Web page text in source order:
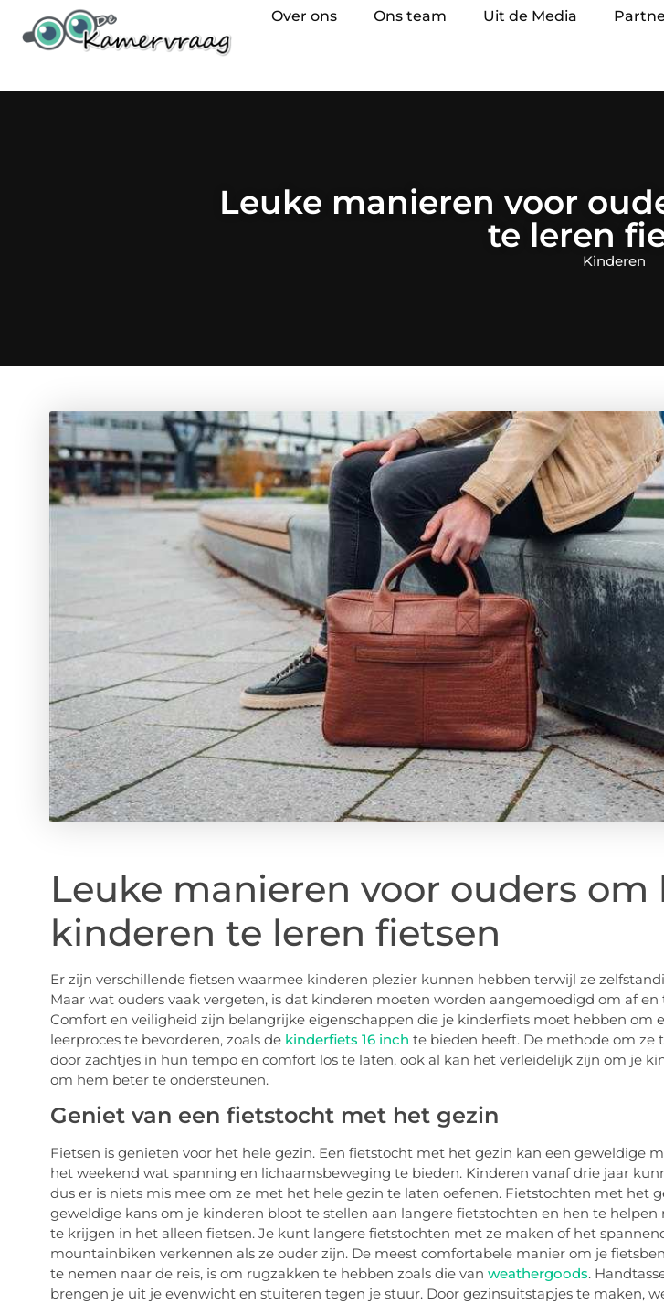
Over ons Ons team Uit de Media
Leuke manieren voor
te leren
Kinderen
Leuke manieren voor ouders om
kinderen te leren fietsen
Er zijn verschillende fietsen waarmee kinderen plezier kunnen hebben terwijl ze
Maar wat ouders vaak vergeten, is dat kinderen moeten worden aangemoedigd om af en
Comfort en veiligheid zijn belangrijke eigenschappen die je kinderfiets moet hebben om
leerproces te bevorderen, zoals de kinderfiets 16 inch te bieden heeft. De methode om ze
door zachtjes in hun tempo en comfort los te laten, ook al kan het verleidelijk zijn om je
om hem beter te ondersteunen.
Geniet van een fietstocht met het gezin
Fietsen is genieten voor het hele gezin. Een fietstocht met het gezin kan een geweldige
het weekend wat spanning en lichaamsbeweging te bieden. Kinderen vanaf drie jaar
dus er is niets mis mee om ze met het hele gezin te laten oefenen. Fietstochten met het
geweldige kans om je kinderen bloot te stellen aan langere fietstochten en hen te helpen
te krijgen in het alleen fietsen. Je kunt langere fietstochten met ze maken of het
mountainbiken verkennen als ze ouder zijn. De meest comfortabele manier om je
te nemen naar de reis, is om rugzakken te hebben zoals die van weathergoods.
brengen je uit je evenwicht en stuiteren tegen je stuur. Door gezinsuitstapjes te maken,